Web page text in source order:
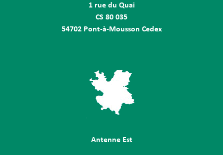
1 rue du Quai
CS 80 035
54702 Pont-à-Mousson Cedex
Antenne Est